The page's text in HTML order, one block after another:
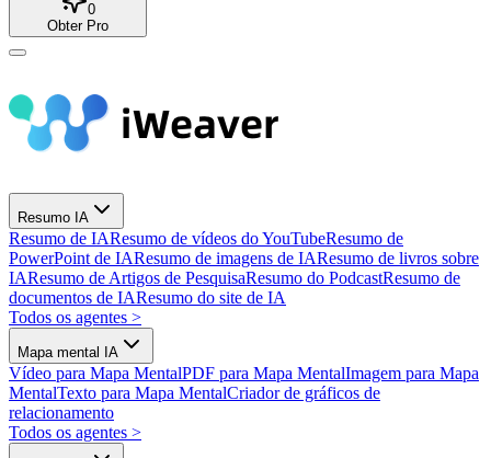
0
Obter Pro
Resumo IA
Resumo de IAResumo de vídeos do YouTubeResumo de
PowerPoint de IAResumo de imagens de IAResumo de livros sobre
IAResumo de Artigos de PesquisaResumo do PodcastResumo de
documentos de IAResumo do site de IA
Todos os agentes >
Mapa mental IA
Vídeo para Mapa MentalPDF para Mapa MentalImagem para Mapa
MentalTexto para Mapa MentalCriador de gráficos de
relacionamento
Todos os agentes >